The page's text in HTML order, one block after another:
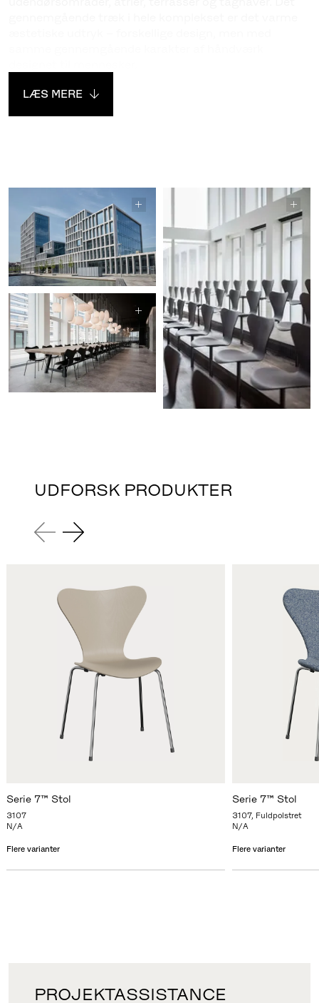
LÆS MERE
UDFORSK PRODUKTER
Serie 7™ Stol
3107
N/A
Flere varianter
Serie 7™ Stol
3107, Fuldpolstret
N/A
Flere varianter
PROJEKTASSISTANCE